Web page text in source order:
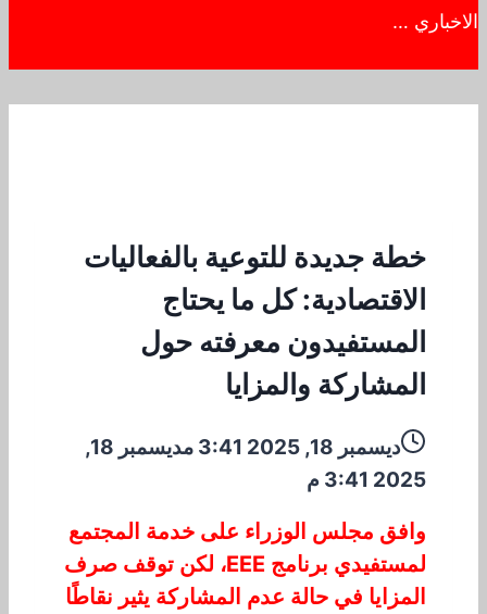
الاخباري …
خطة جديدة للتوعية بالفعاليات
الاقتصادية: كل ما يحتاج
المستفيدون معرفته حول
المشاركة والمزايا
ديسمبر 18, 2025 3:41 م
ديسمبر 18,
2025 3:41 م
وافق مجلس الوزراء على خدمة المجتمع
لمستفيدي برنامج EEE، لكن توقف صرف
المزايا في حالة عدم المشاركة يثير نقاطًا